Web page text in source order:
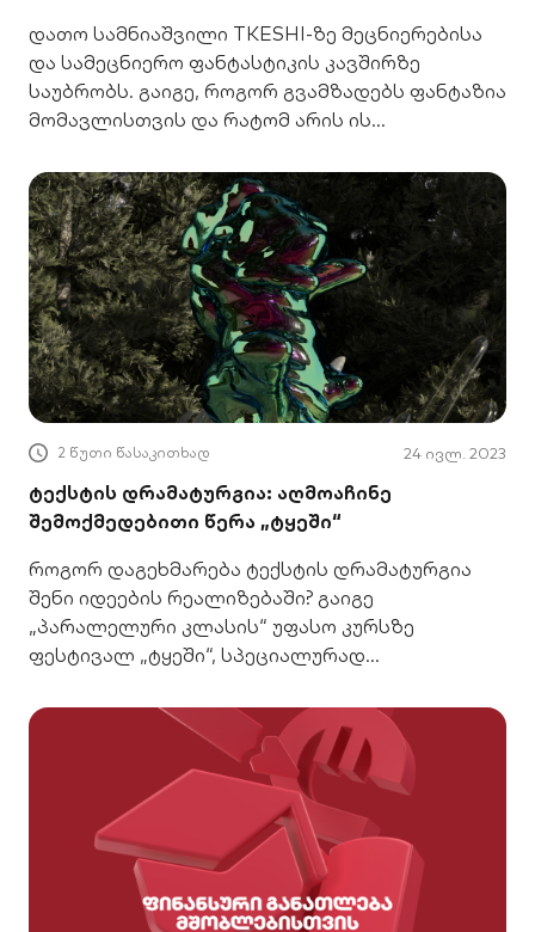
დათო სამნიაშვილი TKESHI-ზე მეცნიერებისა
და სამეცნიერო ფანტასტიკის კავშირზე
საუბრობს. გაიგე, როგორ გვამზადებს ფანტაზია
მომავლისთვის და რატომ არის ის
2 წუთი წასაკითხად 24 ივლ. 2023
ტექსტის დრამატურგია: აღმოაჩინე
შემოქმედებითი წერა „ტყეში“
როგორ დაგეხმარება ტექსტის დრამატურგია
შენი იდეების რეალიზებაში? გაიგე
„პარალელური კლასის“ უფასო კურსზე
ფესტივალ „ტყეში“, სპეციალურად